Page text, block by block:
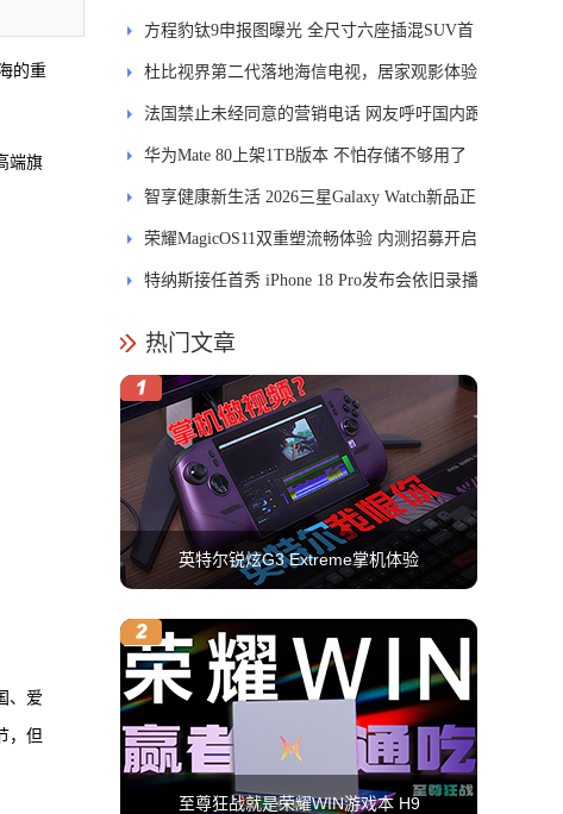
的重
端旗
、爱
，但
84.6%
方程豹钛9申报图曝光 全尺寸六座插混SUV首
发DMS
杜比视界第二代落地海信电视，居家观影体验
能迎来哪些升级？
法国禁止未经同意的营销电话 网友呼吁国内跟
进
华为Mate 80上架1TB版本 不怕存储不够用了
智享健康新生活 2026三星Galaxy Watch新品正
式开售
荣耀MagicOS11双重塑流畅体验 内测招募开启
特纳斯接任首秀 iPhone 18 Pro发布会依旧录播
热门文章
英特尔锐炫G3 Extreme掌机体验
至尊狂战就是荣耀WIN游戏本 H9